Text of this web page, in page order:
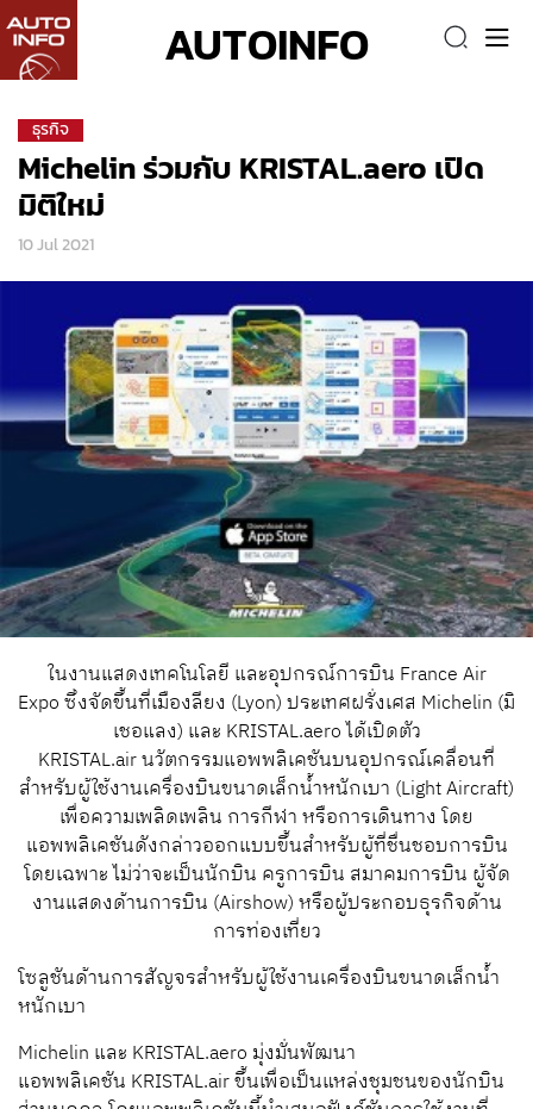
AUTOINFO
ธุรกิจ
Michelin ร่วมกับ KRISTAL.aero เปิด
มิติใหม่
10 Jul 2021
ในงานแสดงเทคโนโลยี และอุปกรณ์การบิน France Air
Expoซึ่งจัดขึ้นที่เมืองลียง (Lyon)ประเทศฝรั่งเศส Michelin (มิ
เชอแลง) และ KRISTAL.aeroได้เปิดตัว
KRISTAL.airนวัตกรรมแอพพลิเคชันบนอุปกรณ์เคลื่อนที่
สำหรับผู้ใช้งานเครื่องบินขนาดเล็กน้ำหนักเบา (Light Aircraft)
เพื่อความเพลิดเพลิน การกีฬา หรือการเดินทาง โดย
แอพพลิเคชันดังกล่าวออกแบบขึ้นสำหรับผู้ที่ชื่นชอบการบิน
โดยเฉพาะ ไม่ว่าจะเป็นนักบิน ครูการบิน สมาคมการบิน ผู้จัด
งานแสดงด้านการบิน (Airshow) หรือผู้ประกอบธุรกิจด้าน
การท่องเที่ยว
โซลูชันด้านการสัญจรสำหรับผู้ใช้งานเครื่องบินขนาดเล็กน้ำ
หนักเบา
Michelin และ KRISTAL.aero มุ่งมั่นพัฒนา
แอพพลิเคชัน KRISTAL.airขึ้นเพื่อเป็นแหล่งชุมชนของนักบิน